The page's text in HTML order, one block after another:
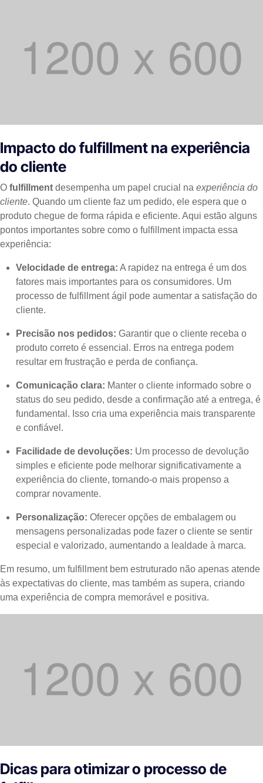
Impacto do fulfillment na experiência
do cliente
O fulfillment desempenha um papel crucial na experiência do
cliente. Quando um cliente faz um pedido, ele espera que o
produto chegue de forma rápida e eficiente. Aqui estão alguns
pontos importantes sobre como o fulfillment impacta essa
experiência:
Velocidade de entrega: A rapidez na entrega é um dos
fatores mais importantes para os consumidores. Um
processo de fulfillment ágil pode aumentar a satisfação do
cliente.
Precisão nos pedidos: Garantir que o cliente receba o
produto correto é essencial. Erros na entrega podem
resultar em frustração e perda de confiança.
Comunicação clara: Manter o cliente informado sobre o
status do seu pedido, desde a confirmação até a entrega, é
fundamental. Isso cria uma experiência mais transparente
e confiável.
Facilidade de devoluções: Um processo de devolução
simples e eficiente pode melhorar significativamente a
experiência do cliente, tornando-o mais propenso a
comprar novamente.
Personalização: Oferecer opções de embalagem ou
mensagens personalizadas pode fazer o cliente se sentir
especial e valorizado, aumentando a lealdade à marca.
Em resumo, um fulfillment bem estruturado não apenas atende
às expectativas do cliente, mas também as supera, criando
uma experiência de compra memorável e positiva.
Dicas para otimizar o processo de